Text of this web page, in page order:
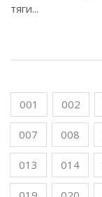
тяги...
001 002
007 008
013 014